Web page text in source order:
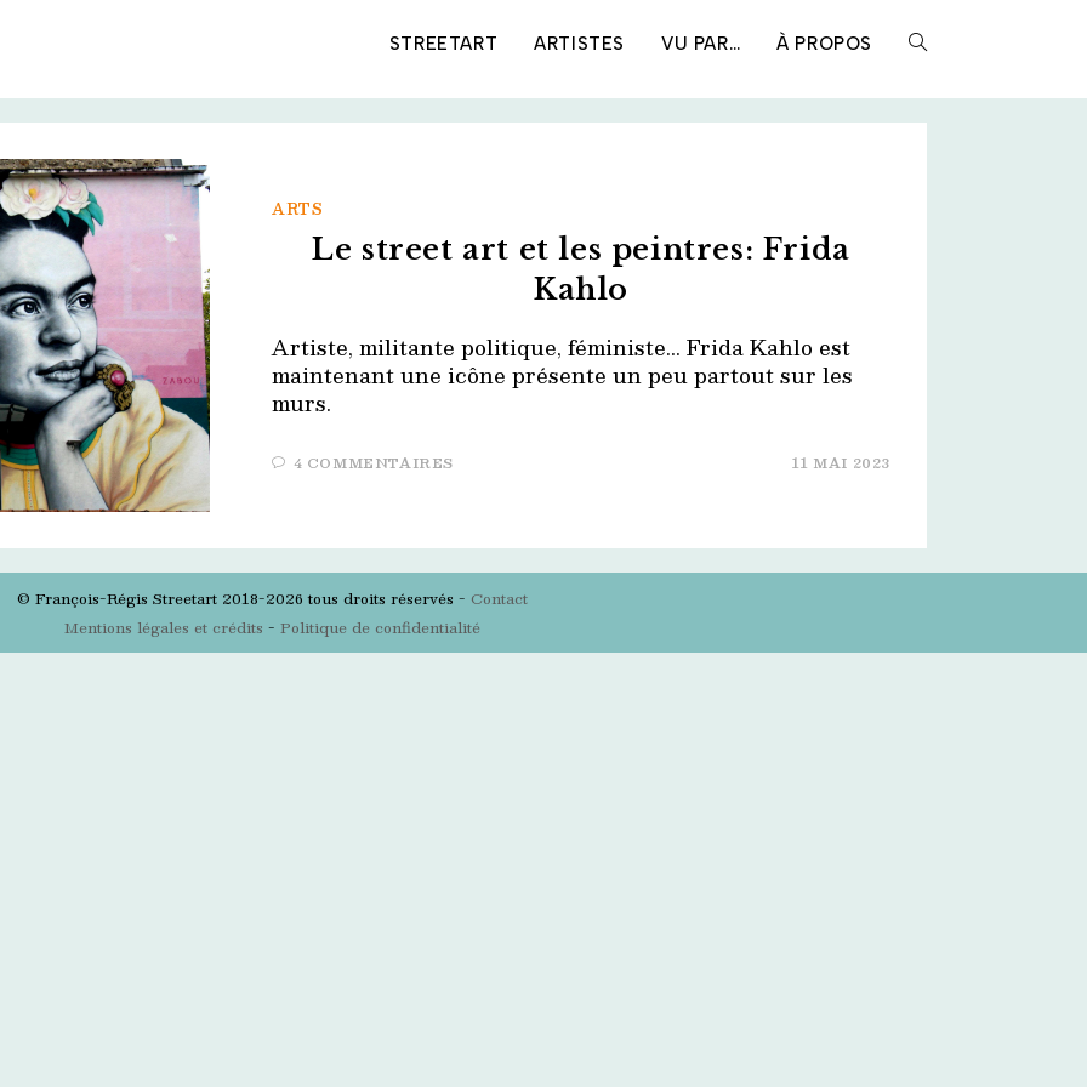
STREETART ARTISTES VU PAR… À PROPOS TOGGLE
ARTS
Le street art et les peintres: Frida
Kahlo
Artiste, militante politique, féministe... Frida Kahlo est
maintenant une icône présente un peu partout sur les
murs.
4 COMMENTAIRES 11 MAI 2023
© François-Régis Streetart 2018-2026 tous droits réservés - Contact
Mentions légales et crédits - Politique de confidentialité